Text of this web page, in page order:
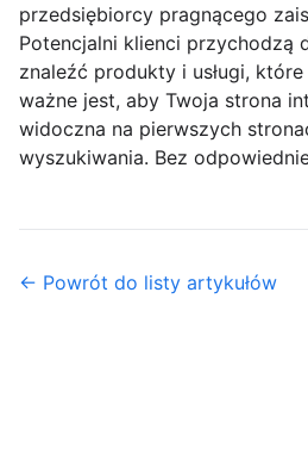
przedsiębiorcy pragnącego
Potencjalni klienci przychodzą
znaleźć produkty i usługi,
ważne jest, aby Twoja strona
widoczna na pierwszych
wyszukiwania. Bez
← Powrót do listy artykułów